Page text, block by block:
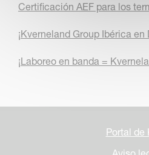
Certificación AEF para los
¡Kverneland Group Ibérica en
¡Laboreo en banda =
Portal de